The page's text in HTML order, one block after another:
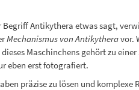
Begriff Antikythera etwas sagt,
Mechanismus von Antikytheravor.
Maschinchens gehört zu
eben erst fotografiert.
präzise zu lösen und komplexe